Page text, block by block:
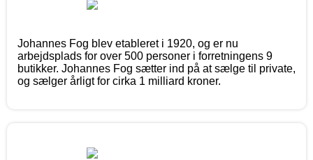
Johannes Fog blev etableret i 1920, og er nu
arbejdsplads for over 500 personer i forretningens 9
butikker. Johannes Fog sætter ind på at sælge til private,
og sælger årligt for cirka 1 milliard kroner.